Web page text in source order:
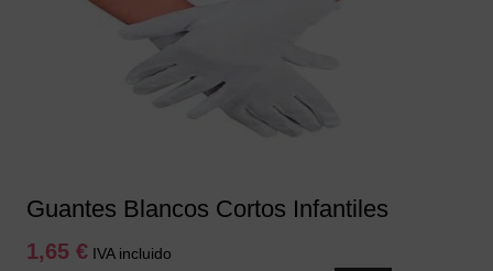
elegir
la
Guantes Blancos Cortos Infantiles
1,65 € IVA incluido